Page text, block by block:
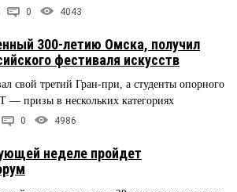
0 4043
300-летию Омска, получил
фестиваля искусств
свой третий Гран-при, а студенты опорного
призы в нескольких категориях
0 4986
неделе пройдет